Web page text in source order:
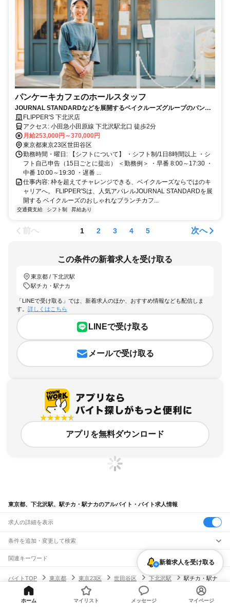
パンケーキカフェのホールスタッフ
JOURNAL STANDARDなどを展開するベイクルーズグループのパンケ
ーキカフェ/賞与年2回＋決算賞与/社割最大50%OFF/原則髪型自由
FLIPPER'S 下北沢店
アクセス: 小田急小田原線 下北沢駅北口 徒歩2分
月給253,000円～370,000円
東京都東京23区世田谷区
勤務時間・曜日: 【シフトについて】 ・シフト制/1日8時間以上 ・シ
フト自己申告（15日ごとに提出） ＜勤務例＞ ・早番 8:00～17:30 ・
中番 10:00～19:30 ・遅番 ...
仕事内容: 枠を超えてチャレンジできる、ベイクルーズならではのキ
ャリアへ。 FLIPPER'Sは、人気アパレルJOURNAL STANDARDを展
開する ベイクルーズのおしゃれなブランチカフ...
交通費支給 シフト制 昇給あり
前へ 1 2 3 4 5 次へ
この条件の新着求人を受け取る
東京都 / 下北沢駅
駅チカ・駅ナカ
「LINEで受け取る」では、新着求人のほか、おすすめ情報なども配信しま
す。 詳しくはこちら
LINEで受け取る
メールで受け取る
アプリを無料ダウンロード
東京都、下北沢駅、駅チカ・駅ナカのアルバイト・バイト求人情報
求人の詳細を表示
条件を追加・変更して検索
市区町村を追加・変更
東京都すべて
東京23区
千代田区
新宿区 文京区 墨田区 江東区
大田区
駅を追加・変更
JR東海道本線(東京～熱海)
東京駅新橋駅
職種を追加・変更
関連キーワード
ガチャガチャ
バイトTOP
東京都 東京23区 世田谷区 下北沢駅
駅チカ・駅ナ
カのアルバイト・バイト・求人
新着求人を受け取る
ホーム マイリスト メッセージ マイページ